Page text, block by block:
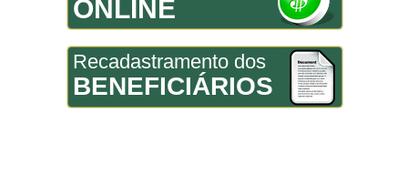
ONLINE
Recadastramento dos
BENEFICIÁRIOS